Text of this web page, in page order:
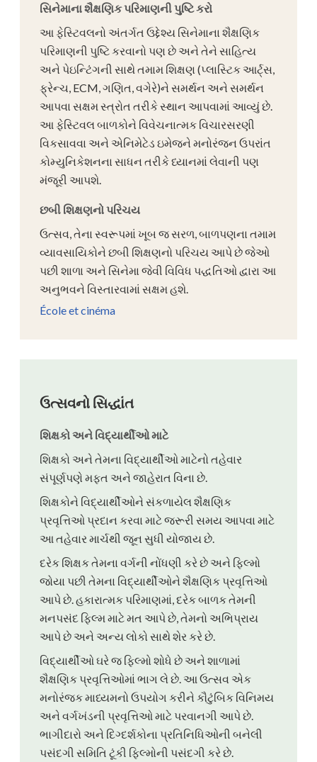
સિનેમાના શૈક્ષણિક પરિમાણની પુષ્ટિ કરો
આ ફેસ્ટિવલનો અંતર્ગત ઉદ્દેશ્ય સિનેમાના શૈક્ષણિક
પરિમાણની પુષ્ટિ કરવાનો પણ છે અને તેને સાહિત્ય
અને પેઇન્ટિંગની સાથે તમામ શિક્ષણ (પ્લાસ્ટિક આર્ટ્સ,
ફ્રેન્ચ, ECM, ગણિત, વગેરે)ને સમર્થન અને સમર્થન
આપવા સક્ષમ સ્ત્રોત તરીકે સ્થાન આપવામાં આવ્યું છે.
આ ફેસ્ટિવલ બાળકોને વિવેચનાત્મક વિચારસરણી
વિકસાવવા અને એનિમેટેડ ઇમેજને મનોરંજન ઉપરાંત
કોમ્યુનિકેશનના સાધન તરીકે ધ્યાનમાં લેવાની પણ
મંજૂરી આપશે.
છબી શિક્ષણનો પરિચય
ઉત્સવ, તેના સ્વરૂપમાં ખૂબ જ સરળ, બાળપણના તમામ
વ્યાવસાયિકોને છબી શિક્ષણનો પરિચય આપે છે જેઓ
પછી શાળા અને સિનેમા જેવી વિવિધ પદ્ધતિઓ દ્વારા આ
અનુભવને વિસ્તારવામાં સક્ષમ હશે.
École et cinéma
ઉત્સવનો સિદ્ધાંત
શિક્ષકો અને વિદ્યાર્થીઓ માટે
શિક્ષકો અને તેમના વિદ્યાર્થીઓ માટેનો તહેવાર
સંપૂર્ણપણે મફત અને જાહેરાત વિના છે.
શિક્ષકોને વિદ્યાર્થીઓને સંકળાયેલ શૈક્ષણિક
પ્રવૃત્તિઓ પ્રદાન કરવા માટે જરૂરી સમય આપવા માટે
આ તહેવાર માર્ચથી જૂન સુધી યોજાય છે.
દરેક શિક્ષક તેમના વર્ગની નોંધણી કરે છે અને ફિલ્મો
જોયા પછી તેમના વિદ્યાર્થીઓને શૈક્ષણિક પ્રવૃત્તિઓ
આપે છે. હકારાત્મક પરિમાણમાં, દરેક બાળક તેમની
મનપસંદ ફિલ્મ માટે મત આપે છે, તેમનો અભિપ્રાય
આપે છે અને અન્ય લોકો સાથે શેર કરે છે.
વિદ્યાર્થીઓ ઘરે જ ફિલ્મો શોધે છે અને શાળામાં
શૈક્ષણિક પ્રવૃત્તિઓમાં ભાગ લે છે. આ ઉત્સવ એક
મનોરંજક માધ્યમનો ઉપયોગ કરીને કૌટુંબિક વિનિમય
અને વર્ગખંડની પ્રવૃત્તિઓ માટે પરવાનગી આપે છે.
ભાગીદારો અને દિગ્દર્શકોના પ્રતિનિધિઓની બનેલી
પસંદગી સમિતિ ટૂંકી ફિલ્મોની પસંદગી કરે છે.